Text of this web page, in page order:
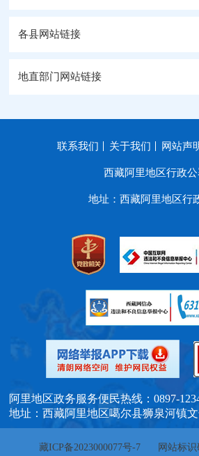
各县网站链接
地直部门网站链接
联系我们 关于我们 网站声
西藏阿里地区行政
地址：西藏阿里地区行
阿里地区政务服务便民热线：0897-
地址：西藏阿里地区噶尔县狮泉河镇
藏ICP备2023000077号-7 网站标识